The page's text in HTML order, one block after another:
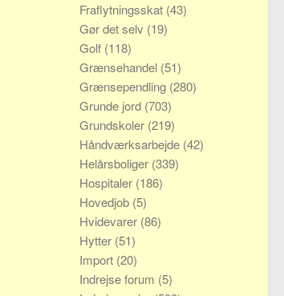
Fraflytningsskat (43)
Gør det selv (19)
Golf (118)
Grænsehandel (51)
Grænsependling (280)
Grunde jord (703)
Grundskoler (219)
Håndværksarbejde (42)
Helårsboliger (339)
Hospitaler (186)
Hovedjob (5)
Hvidevarer (86)
Hytter (51)
Import (20)
Indrejse forum (5)